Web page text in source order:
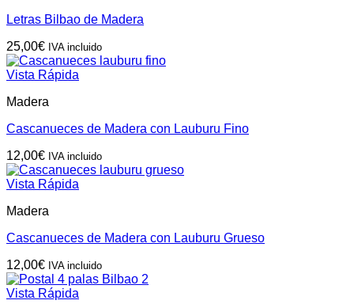
30,00€
Letras Bilbao de Madera
25,00€ IVA incluido
Vista Rápida
Madera
Cascanueces de Madera con Lauburu Fino
12,00€ IVA incluido
Vista Rápida
Madera
Cascanueces de Madera con Lauburu Grueso
12,00€ IVA incluido
Vista Rápida